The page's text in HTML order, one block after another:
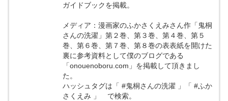
ガイドブックを掲載。
メディア：漫画家のふかさくえみさん作「鬼桐
さんの洗濯」第２巻、第３巻、第４巻、第５
巻、第６巻、第７巻、第８巻の表表紙を開けた
裏に参考資料として僕のブログである
「onouenoboru.com」を掲載して頂きまし
た。
ハッシュタグは「 #鬼桐さんの洗濯 」「 #ふか
さくえみ 」 で検索。